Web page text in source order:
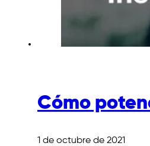
Cómo
1 de octubre de 2021